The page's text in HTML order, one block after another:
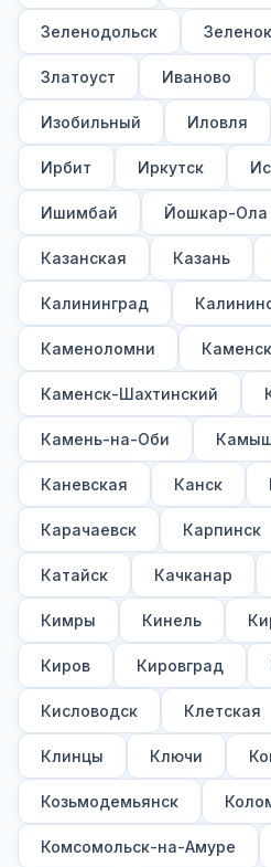
Зеленодольск
Златоуст Иваново
Изобильный Иловля
Ирбит Иркутск
Ишимбай Йошкар-Ола
Казанская Казань
Калининград
Каменоломни
Каменск-Шахтинский
Камень-на-Оби
Каневская Канск
Карачаевск Карпинск
Катайск Качканар
Кимры Кинель
Киров Кировград
Кисловодск Клетская
Клинцы Ключи
Козьмодемьянск
Комсомольск-на-Амуре